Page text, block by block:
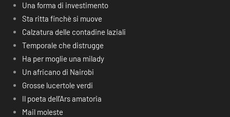
Una forma di investimento
Sta ritta finchè si muove
Calzatura delle contadine laziali
Temporale che distrugge
Ha per moglie una milady
Un africano di Nairobi
Grosse lucertole verdi
Il poeta dell’Ars amatoria
Mail moleste